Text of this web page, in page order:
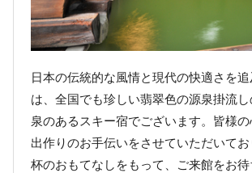
日本の伝統的な風情と現代の快適さを
は、全国でも珍しい翡翠色の源泉掛流
泉のあるスキー宿でございます。皆様
出作りのお手伝いをさせていただいて
杯のおもてなしをもって、ご来館をお待